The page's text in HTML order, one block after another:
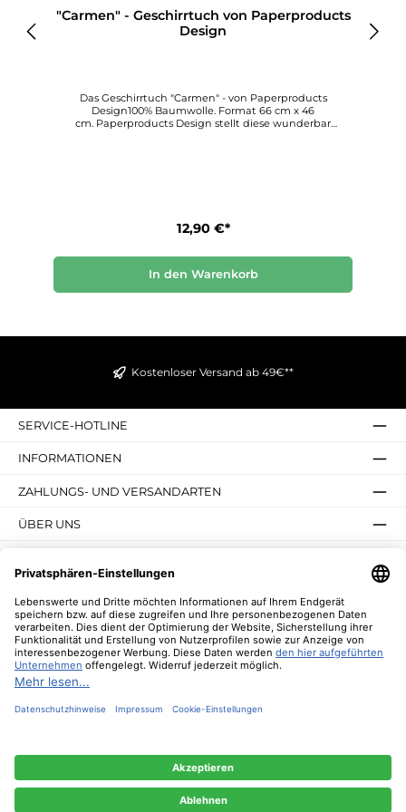
"Carmen" - Geschirrtuch von Paperproducts
Design
Das Geschirrtuch "Carmen" - von Paperproducts
Design100% Baumwolle. Format 66 cm x 46
cm. Paperproducts Design stellt diese wunderbar
12,90 €*
In den Warenkorb
Kostenloser Versand ab 49€**
SERVICE-HOTLINE
INFORMATIONEN
ZAHLUNGS- UND VERSANDARTEN
ÜBER UNS
NEWSLETTER
* Alle Preise inkl. gesetzl. Mehrwertsteuer zzgl.
Nachnahmegebühren, wenn nicht anders angegeben.
können.Mehr Informationen ...
Nur technisch notwendige Konfigurieren